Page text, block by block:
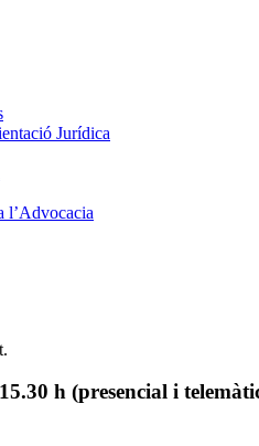
Jurídica
l’Advocacia
h (presencial i